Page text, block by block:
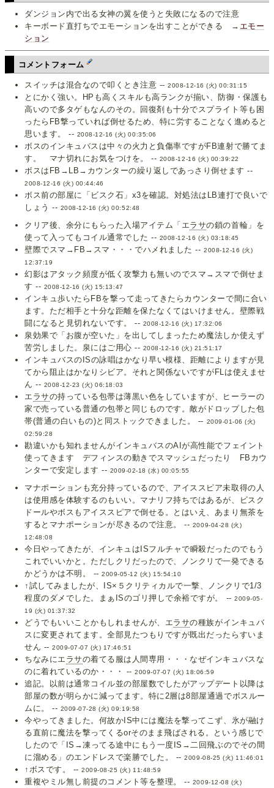
ダンジョン内で出る女神の翼を使うと失敗になるので注意
キーボード直打ちでエモーションを出すことができる → エモー
ション
コメントフォーム
スイッチは混合なので叩くとき注意 --2008-12-16 (火) 00:31:15
とにかく強い。HPも高くスキルも高ランクが揃い、防御・保護も
高いので多タゲもなんのその。回復剤も十分でスプライト等も困
ったらFB撃っていれば倒せるため、特に労することなく進めると
思います。 -- 2008-12-16 (火) 00:35:06
ボスのインキュバスは中々の火力と負傷率ですがFB連射で勝てま
す。 マナ切れにお気をつけを。 -- 2008-12-16 (火) 00:39:22
ボスはFB→LB→カウンターの繰り返しであっさり倒せます --
2008-12-16 (火) 00:44:46
ボス前の部屋に「ビスク石」x3を確認。対処法はLB連打で良いで
しょう -- 2008-12-16 (火) 00:52:48
クリア後、余分にもらった入場アイテム「エラサの鎖の首輪」を
使って入ってもコイル通常でした -- 2008-12-16 (火) 03:18:45
壁際でスマ→FB→スマ・・・でハメれました -- 2008-12-16 (火)
12:37:19
幻影はアタック頻度が低く攻撃力も無いのでスマ→スマで倒せま
す -- 2008-12-16 (火) 15:13:47
インキュ歩いたらFBを撃って走ってきたらカウンターで間に合い
ます。ただ相手と十分な距離を保たなくてはいけません。壁際戦
闘になると見切れないです。 -- 2008-12-16 (火) 17:32:06
泉効果で「お腹が空いた」を出してしまったため魔法しか使えず
苦労しました。泉にはご用心 -- 2008-12-16 (火) 21:51:17
インキュバスのISの詠唱はかなり早い模様、距離によりますが見
てから阻止はかなりシビア。それと関係ないですがFLは使えませ
ん -- 2008-12-23 (火) 06:18:03
エ ラサの持っている包帯は薄黒い色をしていますが、ヒーラーの
家で売っている普通の包帯と同じものです。敵がドロップした包
帯(普通の白いもの)と同ストックできました。 -- 2009-01-06 (火)
02:59:28
勘違いかも知れませんがインキュバスのAIが高性能でフェイント
使ってきます デフィンスの動きでスマッシュだったり FBカウ
ンターで安定します -- 2009-02-18 (水) 00:05:55
マナポーションも充分持っているので、アイススピア未取得の人
は使用感を体験するのもいい。マナリフ持ちではあるが、ビスク
ドールやボスもアイススピアで倒せる。とはいえ、あまり無茶を
するとマナポーションが尽きるので注意。 -- 2009-04-28 (火)
12:48:08
今日やってきたが、インキュはISフルチャで瞬殺だったのでもう
これでいいかと。ただしクリだったので、ノンクリで一発できる
かどうかは不明。 --2009-05-12 (火) 15:54:10
↑試してみましたが、IS×５クリティカルで一撃、ノンクリで1/3
程度のダメでした。まぁISのゴリ押しで余裕ですが。 --2009-05-
19 (火) 01:37:32
どうでもいいことかもしれませんが、エラサの種族がインキュバ
スに変更されてます。全部見たつもりですが既出だったらすいま
せん --2009-07-07 (火) 17:46:51
ちなみにエ ラサの着てる服は人間専用・・・なぜインキュバスな
のに着れているのか・・・ --2009-07-07 (火) 18:06:59
追記。以前は通常コイル並の部屋数でしたがアップデート以降は
部屋の数が明らかに減ってます。特に2層は8部屋通過でボスルー
ムに。 -- 2009-07-28 (火) 09:19:58
今やってきました。何故かIS中には魔法を撃ってこず、氷が融け
る直前に魔法を撃ってくるorそのまま飛ばされる。という感じで
したので「IS→凍ってる途中にもう一度IS→二回飛ぶのでその間
に溜める」のエンドレスで楽勝でした。 --2009-08-25 (火) 11:46:01
↑ボスです。 --2009-08-25 (火) 11:48:59
重複やミル無し前提のコメント等を整理。 -- 2009-12-08 (火)